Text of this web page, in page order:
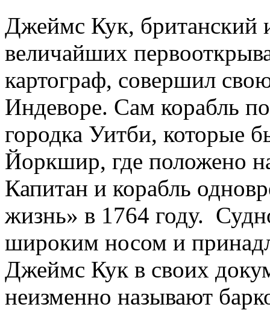
Джеймс Кук, британский
величайших
картограф, совершил
Индеворе. Сам корабль
городка Уитби, которые
Йоркшир, где положено
Капитан и корабль
жизнь» в 1764 году.
широким носом и
Джеймс Кук в своих
неизменно называют